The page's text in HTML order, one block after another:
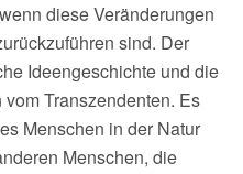
diese Veränderungen
sind. Der
Ideengeschichte und die
Transzendenten. Es
Menschen in der Natur
Menschen, die